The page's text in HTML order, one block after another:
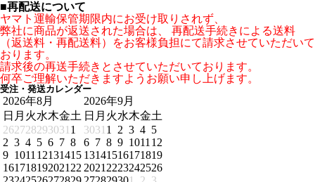
■再配送について
ヤマト運輸保管期限内にお受け取りされず、
弊社に商品が返送された場合は、 再配送手続きによる送料
（返送料・再配送料）をお客様負担にて請求させていただいて
おります。
請求後の再送手続きとさせていただいております。
何卒ご理解いただきますようお願い申し上げます。
受注・発送カレンダー
2026年8月
日 月 火水木金土
262728293031 1
2 3 4 5 6 7 8
9 1011 12131415
161718192021 22
2026年9月
日 月 火水木金土
3031 1 2 3 4 5
6 7 8 9 1011 12
13141516171819
2021 2223242526